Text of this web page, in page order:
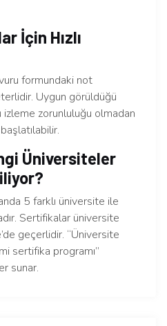
İçin Hızlı
formundaki not
Uygun görüldüğü
zorunluluğu olmadan
Üniversiteler
5 farklı üniversite ile
Sertifikalar üniversite
geçerlidir. “Üniversite
sertifika programı”
sunar.